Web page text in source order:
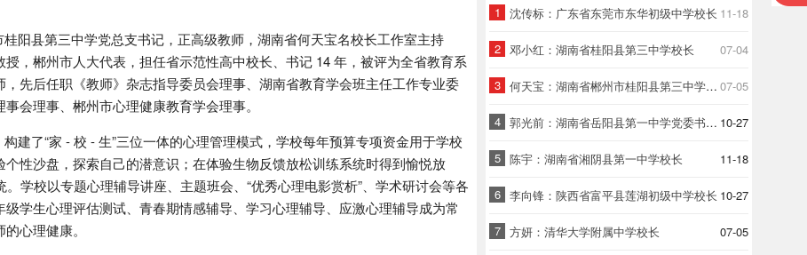
县第三中学党总支书记，正高级教师，湖南省何天宝名校长工作室主持
，郴州市人大代表，担任省示范性高中校长、书记 14 年，被评为全省教育系
先后任职《教师》杂志指导委员会理事、湖南省教育学会班主任工作专业委
会理事、郴州市心理健康教育学会理事。
了“家 - 校 - 生”三位一体的心理管理模式，学校每年预算专项资金用于学校
性沙盘，探索自己的潜意识；在体验生物反馈放松训练系统时得到愉悦放
学校以专题心理辅导讲座、主题班会、“优秀心理电影赏析”、学术研讨会等各
学生心理评估测试、青春期情感辅导、学习心理辅导、应激心理辅导成为常
心理健康。
1 11-18
沈传标：广东省东莞市东华初级中学校长
2 07-04
邓小红：湖南省桂阳县第三中学校长
3 07-05
何天宝：湖南省郴州市桂阳县第三中学党总支书记
4 10-27
郭光前：湖南省岳阳县第一中学党委书记、校长
5 11-18
陈宇：湖南省湘阴县第一中学校长
6 10-27
李向锋：陕西省富平县莲湖初级中学校长
7 07-05
方妍：清华大学附属中学校长